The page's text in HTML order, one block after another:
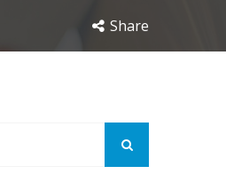
Share